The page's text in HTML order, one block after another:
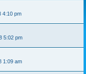
4:10 pm
5:02 pm
1:09 am